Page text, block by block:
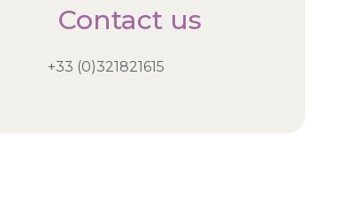
Contact us
+33 (0)321821615